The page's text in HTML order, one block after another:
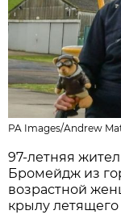
PA Images/Andrew
97-летняя
Бромейдж из
возрастной
крылу летящего